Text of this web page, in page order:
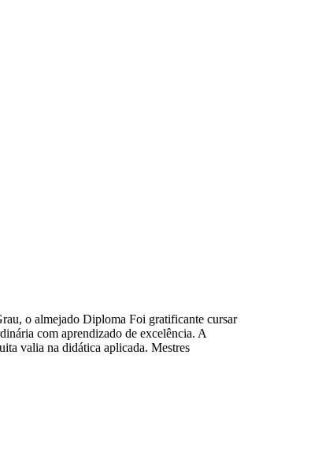
o almejado Diploma Foi gratificante cursar
com aprendizado de excelência. A
valia na didática aplicada. Mestres